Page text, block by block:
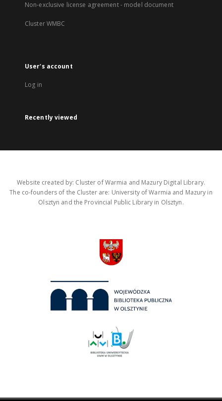
Non-exclusive license agreement - model document
Cluster WMBC
User's account
Log in
Recently viewed
Website created by: Cluster of Warmia and Mazury Digital Library.
The co-founders of the Cluster are: University of Warmia and Mazury in
Olsztyn and the Provincial Public Library in Olsztyn.